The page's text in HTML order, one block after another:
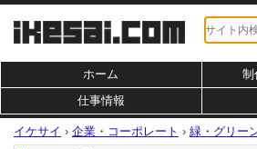
ホーム
制
仕事情報
イケサイ › 企業・コーポレート › 緑・グリー